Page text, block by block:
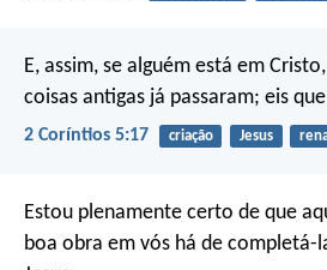
E, assim, se alguém está em
coisas antigas já passaram; eis
2 Coríntios 5:17 criação Jesus
Estou plenamente certo de que
boa obra em vós há de completá-